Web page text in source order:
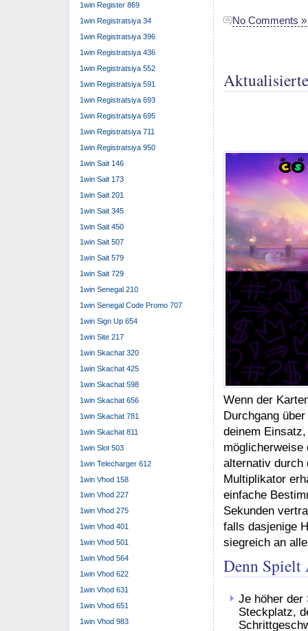
möglicherweise
falls dasjenige
siegreich an
Denn Spielt
Je höher der
Steckplatz,
Zeitweilig
einsammeln
weiteren 1
Wir von
neues Mini-
Jene
Diesem
verbrennen!
Dies ist die
Möglichkeit
heisst, dass
können Selbige
empfohlen
Easy-Modus
Chicken Road
Barmittel im
können chip
Road Casino-
über.
Regeln
1win Register 869
1win Registratsiya 34
1win Registratsiya 396
1win Registratsiya 436
1win Registratsiya 552
1win Registratsiya 591
1win Registratsiya 693
1win Registratsiya 695
1win Registratsiya 711
1win Registratsiya 950
1win Sait 146
1win Sait 173
1win Sait 201
1win Sait 345
1win Sait 450
1win Sait 507
1win Sait 579
1win Sait 729
1win Senegal 210
1win Senegal Code Promo 707
1win Sign Up 654
1win Site 217
1win Skachat 320
1win Skachat 425
1win Skachat 598
1win Skachat 656
1win Skachat 781
1win Skachat 811
1win Slot 503
1win Telecharger 612
1win Vhod 158
1win Vhod 227
1win Vhod 275
1win Vhod 401
1win Vhod 501
1win Vhod 564
1win Vhod 622
1win Vhod 631
1win Vhod 651
1win Vhod 983